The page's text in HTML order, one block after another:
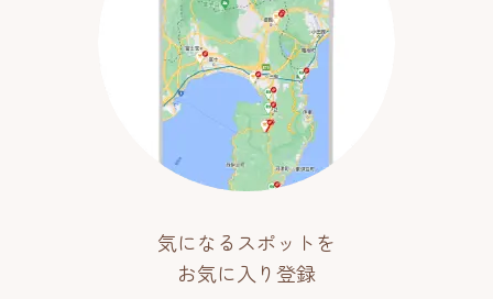
気になるスポットを
お気に入り登録